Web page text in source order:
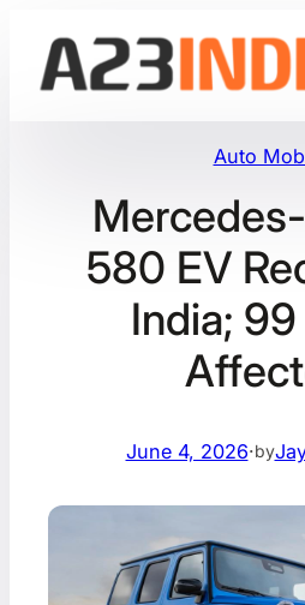
content
Auto
580 EV
India;
June 4, 2026·by